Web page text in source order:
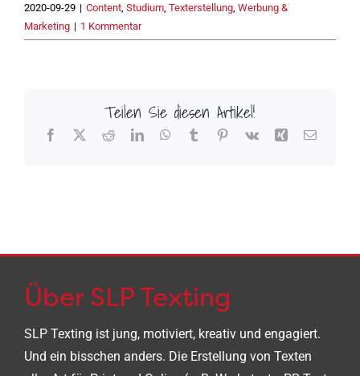
2020-09-29 | Content Studium Texterstellung Werbung &
Marketing | 1 Kommentar
Teilen Sie diesen Artikel!
Facebook
X RedditLinkedInWhatsApp
TumblrPinterest
Vk Xing E-
Über SLP Texting
SLP Texting ist jung, motiviert, kreativ und engagiert.
Und ein bisschen anders. Die Erstellung von Texten